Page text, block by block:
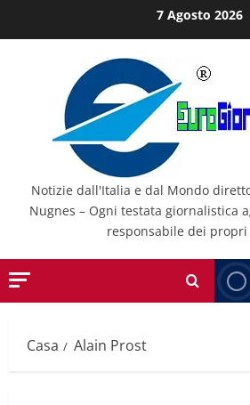
al
7 Agosto 2026
Notizie dall'Italia e dal Mondo
Nugnes – Ogni testata giornalistica
responsabile dei propri
Casa Alain Prost